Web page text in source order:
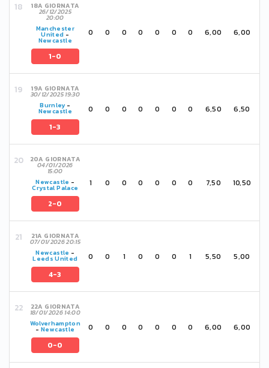
18A GIORNATA
26/12/2025
20:00
Manchester
United -
Newcastle
1-0
0 0 0 0 0 0 0 6,00 6,00
19A GIORNATA
30/12/2025 19:30
Burnley-
Newcastle
1-3
0 0 0 0 0 0 0 6,50 6,50
20A GIORNATA
04/01/2026
15:00
Newcastle -
Crystal Palace
2-0
1 0 0 0 0 0 0 7,50 10,50
21A GIORNATA
07/01/2026 20:15
Newcastle -
Leeds United
4-3
0 0 1 0 0 0 1 5,50 5,00
22A GIORNATA
18/01/2026 14:00
Wolverhampton
-Newcastle
0-0
0 0 0 0 0 0 0 6,00 6,00